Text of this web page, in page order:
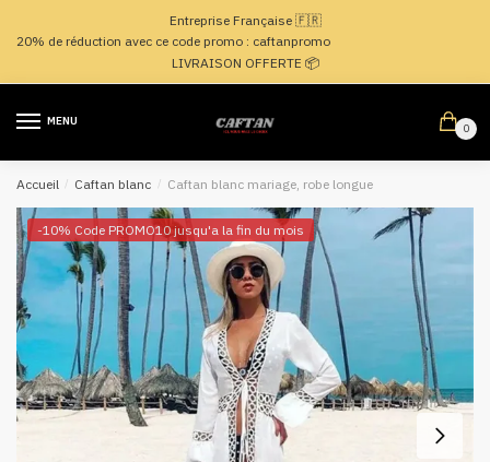
navigation
Entreprise Française 🇫🇷
20% de réduction avec ce code promo : caftanpromo
LIVRAISON OFFERTE 📦
MENU
0
Accueil / Caftan blanc / Caftan blanc mariage, robe longue
-10% Code PROMO10 jusqu'a la fin du mois